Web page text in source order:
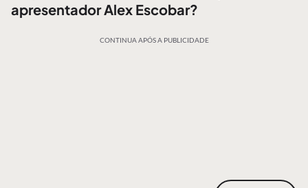
apresentador Alex Escobar?
CONTINUA APÓS A PUBLICIDADE